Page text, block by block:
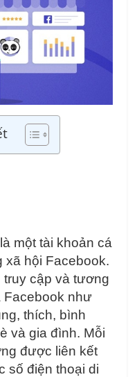
một tài khoản cá
xã hội Facebook.
cập và tương
Facebook như
thích, bình
và gia đình. Mỗi
được liên kết
số điện thoại di